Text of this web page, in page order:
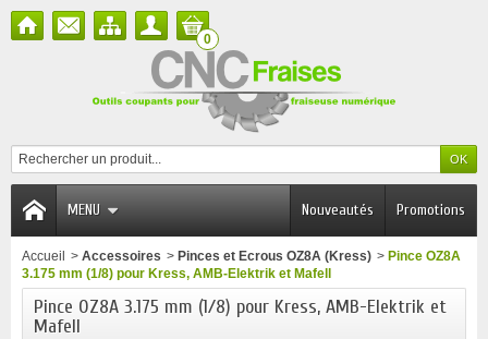
0
MENU Promotions
Nouveautés
Accueil > Accessoires > Pinces et Ecrous OZ8A (Kress) > Pince OZ8A
3.175 mm (1/8) pour Kress, AMB-Elektrik et Mafell
Pince OZ8A 3.175 mm (1/8) pour Kress, AMB-Elektrik et
Mafell